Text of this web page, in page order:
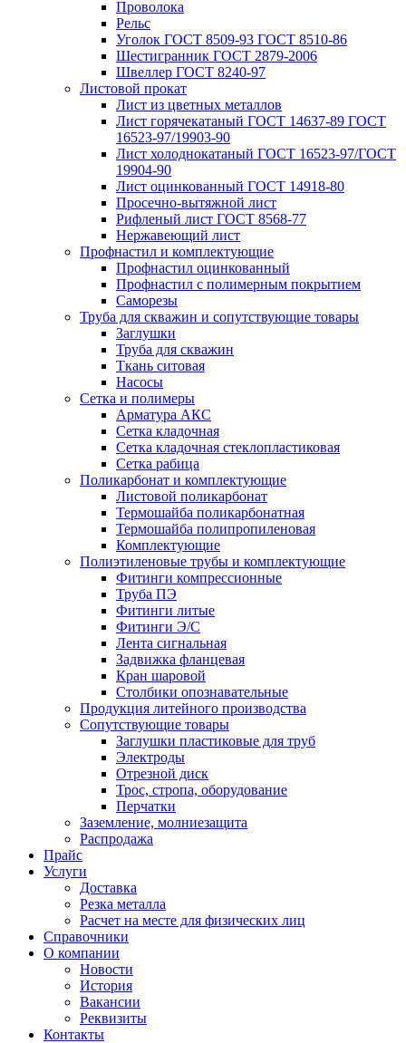
Проволока
Рельс
Уголок ГОСТ 8509-93 ГОСТ 8510-86
Шестигранник ГОСТ 2879-2006
Швеллер ГОСТ 8240-97
Листовой прокат
Лист из цветных металлов
Лист горячекатаный ГОСТ 14637-89 ГОСТ
16523-97/19903-90
Лист холоднокатаный ГОСТ 16523-97/ГОСТ
19904-90
Лист оцинкованный ГОСТ 14918-80
Просечно-вытяжной лист
Рифленый лист ГОСТ 8568-77
Нержавеющий лист
Профнастил и комплектующие
Профнастил оцинкованный
Профнастил с полимерным покрытием
Саморезы
Труба для скважин и сопутствующие товары
Заглушки
Труба для скважин
Ткань ситовая
Насосы
Сетка и полимеры
Арматура АКС
Сетка кладочная
Сетка кладочная стеклопластиковая
Сетка рабица
Поликарбонат и комплектующие
Листовой поликарбонат
Термошайба поликарбонатная
Термошайба полипропиленовая
Комплектующие
Полиэтиленовые трубы и комплектующие
Фитинги компрессионные
Труба ПЭ
Фитинги литые
Фитинги Э/С
Лента сигнальная
Задвижка фланцевая
Кран шаровой
Столбики опознавательные
Продукция литейного производства
Сопутствующие товары
Заглушки пластиковые для труб
Электроды
Отрезной диск
Трос, стропа, оборудование
Перчатки
Заземление, молниезащита
Распродажа
Прайс
Услуги
Доставка
Резка металла
Расчет на месте для физических лиц
Справочники
О компании
Новости
История
Вакансии
Реквизиты
Контакты